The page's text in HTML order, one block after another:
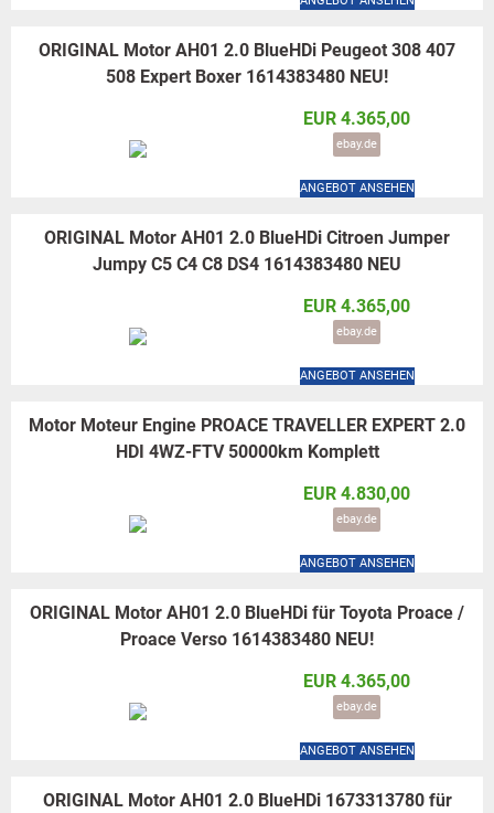
ORIGINAL Motor AH01 2.0 BlueHDi Peugeot 308 407
508 Expert Boxer 1614383480 NEU!
EUR 4.365,00
ebay.de
ANGEBOT ANSEHEN
ORIGINAL Motor AH01 2.0 BlueHDi Citroen Jumper
Jumpy C5 C4 C8 DS4 1614383480 NEU
EUR 4.365,00
ebay.de
ANGEBOT ANSEHEN
Motor Moteur Engine PROACE TRAVELLER EXPERT 2.0
HDI 4WZ-FTV 50000km Komplett
EUR 4.830,00
ebay.de
ANGEBOT ANSEHEN
ORIGINAL Motor AH01 2.0 BlueHDi für Toyota Proace /
Proace Verso 1614383480 NEU!
EUR 4.365,00
ebay.de
ANGEBOT ANSEHEN
ORIGINAL Motor AH01 2.0 BlueHDi 1673313780 für